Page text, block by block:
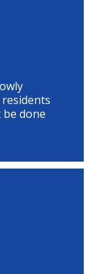
done